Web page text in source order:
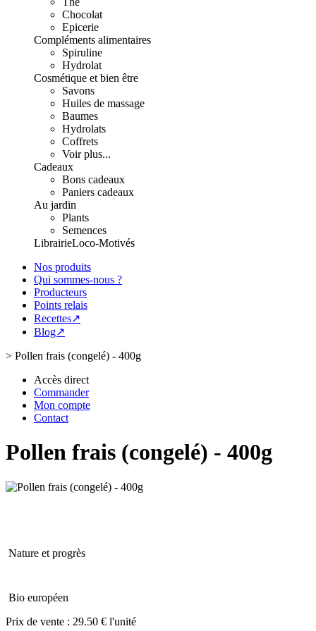
Chocolat
Epicerie
Compléments alimentaires
Spiruline
Hydrolat
Cosmétique et bien être
Savons
Huiles de massage
Baumes
Hydrolats
Coffrets
Voir plus...
Cadeaux
Bons cadeaux
Paniers cadeaux
Au jardin
Plants
Semences
LibrairieLoco-Motivés
Nos produits
Qui sommes-nous ?
Producteurs
Points relais
Recettes↗
Blog↗
> Pollen frais (congelé) - 400g
Accès direct
Commander
Mon compte
Contact
Pollen frais (congelé) - 400g
Nature et progrès
Bio européen
Prix de vente : 29.50 € l'unité